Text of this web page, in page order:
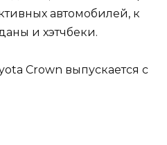
автомобилей, к
и хэтчбеки.
Crown выпускается с